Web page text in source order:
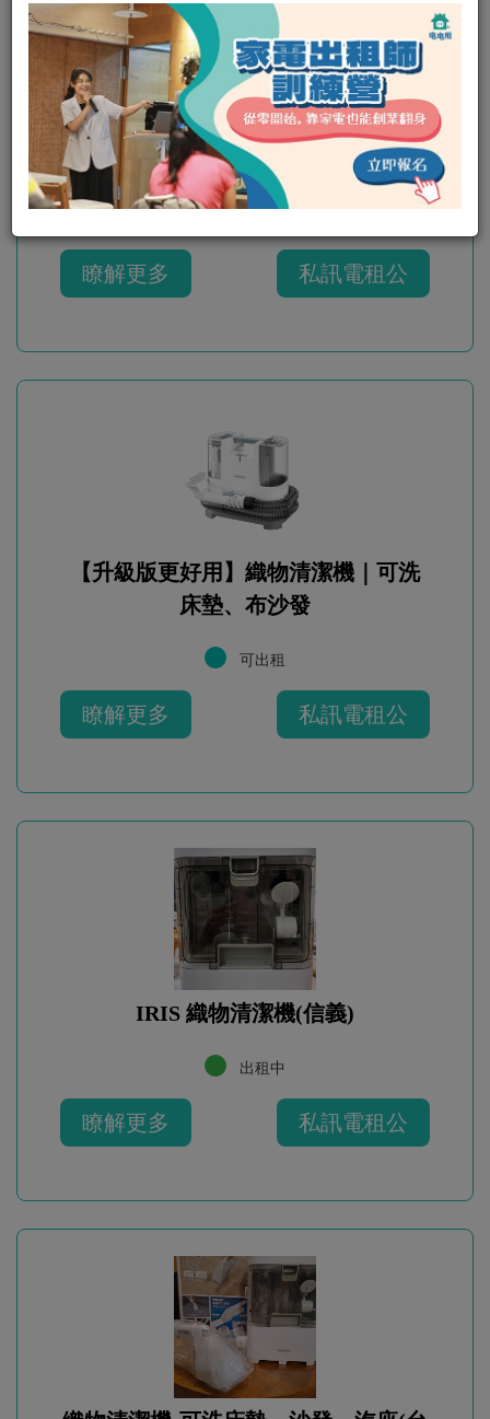
板橋區/中正區 海爾F5-超速吸-織物清
潔機
瞭解更多 私訊電租公
【升級版更好用】織物清潔機｜可洗
床墊、布沙發
可出租
瞭解更多 私訊電租公
IRIS 織物清潔機(信義)
出租中
瞭解更多 私訊電租公